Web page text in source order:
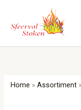
inhoud
Home »Assortiment »